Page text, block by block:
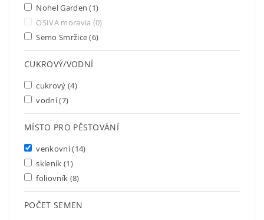
Nohel Garden(1)
OSIVA moravia (0)
Semo Smržice(6)
CUKROVÝ/VODNÍ
cukrový (4)
vodní(7)
MÍSTO PRO PĚSTOVÁNÍ
venkovní(14)
skleník (1)
foliovník (8)
POČET SEMEN